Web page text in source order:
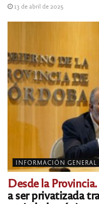
13 de abril de 2025
INFORMACIÓN GENERAL
Desde la Provincia.
a ser privatizada